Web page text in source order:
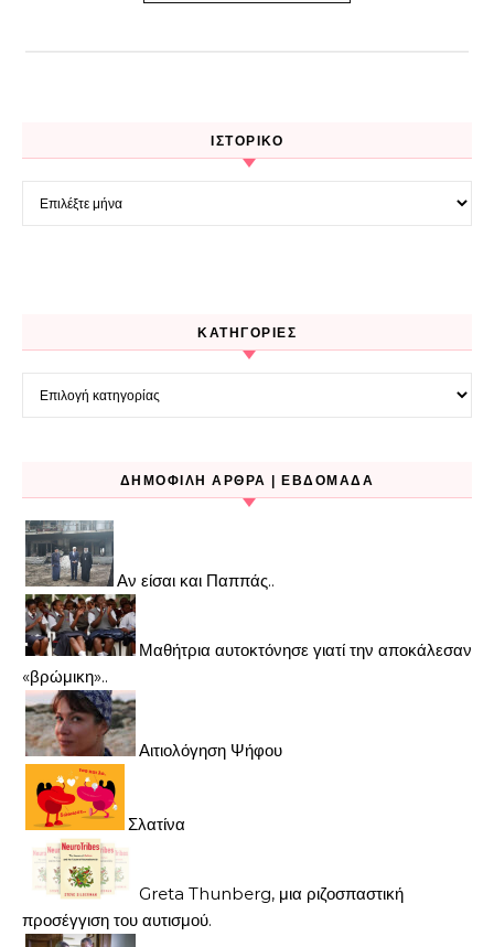
ΙΣΤΟΡΙΚΌ
Ιστορικό
KΑΤΗΓΟΡΊΕΣ
Kατηγορίες
ΔΗΜΟΦΙΛΉ ΆΡΘΡΑ | ΕΒΔΟΜΆΔΑ
Αν είσαι και Παππάς..
Μαθήτρια αυτοκτόνησε γιατί την αποκάλεσαν
«βρώμικη»..
Αιτιολόγηση Ψήφου
Σλατίνα
Greta Thunberg, μια ριζοσπαστική
προσέγγιση του αυτισμού.